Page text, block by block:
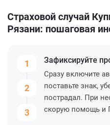
Страховой случай
Рязани: пошаговая
1
2
3
Зафиксируйте
Сразу включите
поставьте знак,
пострадал. При
скорую помощь и